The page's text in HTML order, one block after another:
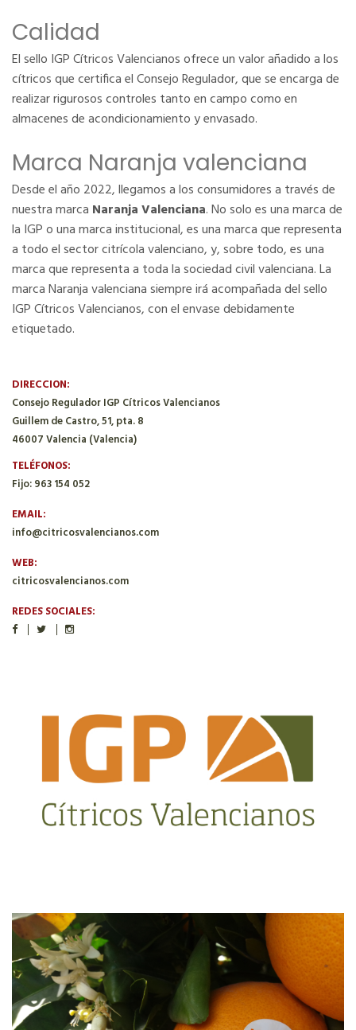
Calidad
El sello IGP Cítricos Valencianos ofrece un valor añadido a los
cítricos que certifica el Consejo Regulador, que se encarga de
realizar rigurosos controles tanto en campo como en
almacenes de acondicionamiento y envasado.
Marca Naranja valenciana
Desde el año 2022, llegamos a los consumidores a través de
nuestra marca Naranja Valenciana. No solo es una marca de
la IGP o una marca institucional, es una marca que representa
a todo el sector citrícola valenciano, y, sobre todo, es una
marca que representa a toda la sociedad civil valenciana. La
marca Naranja valenciana siempre irá acompañada del sello
IGP Cítricos Valencianos, con el envase debidamente
etiquetado.
DIRECCION:
Consejo Regulador IGP Cítricos Valencianos
Guillem de Castro, 51, pta. 8
46007 Valencia (Valencia)
TELÉFONOS:
Fijo: 963 154 052
EMAIL:
info@citricosvalencianos.com
WEB:
citricosvalencianos.com
REDES SOCIALES: